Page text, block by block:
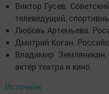
Виктор Гусев.
телеведущий,
Любовь Артемьева.
Дмитрий Коган.
Владимир
актёр театра и кино.
Источник